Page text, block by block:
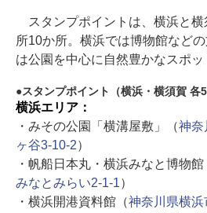
スタンプポイントは、横浜と横
所10か所。横浜では博物館など
は公園を中心に自然豊かなスポッ
スタンプポイント（横浜・横須賀 各5
横浜エリア：
・みその公園「横溝屋敷」（神奈
ヶ谷3-10-2）
・帆船日本丸・横浜みなと博物館
みなとみらい2-1-1）
・横浜開港資料館（神奈川県横